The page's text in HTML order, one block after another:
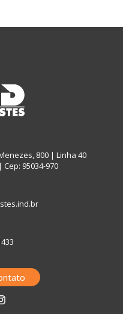
800 | Linha 40
95034-970